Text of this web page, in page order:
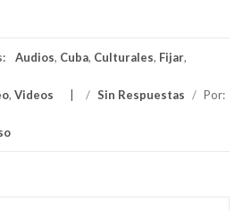
Audios, Cuba, Culturales, Fijar,
, Videos / Sin Respuestas / Por: